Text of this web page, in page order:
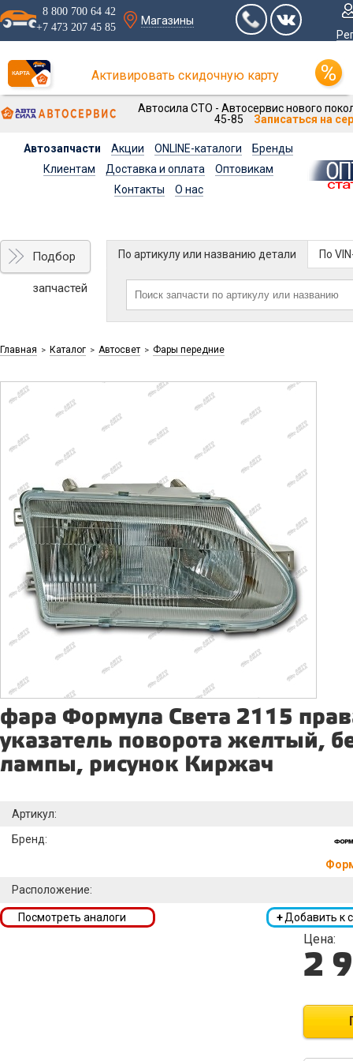
8 800 700 64 42
+7 473 207 45 85
Магазины
Активировать скидочную карту
Автосила СТО - Автосервис нового
45-85
Записаться на
Автозапчасти Акции ONLINE-каталоги
Бренды
Клиентам
Доставка и оплата
Оптовикам
Контакты
О нас
Подбор
запчастей
По артикулу или названию детали По
Главная > Каталог > Автосвет > Фары передние
фара Формула Света 2115
указатель поворота желтый,
лампы, рисунок Киржач
Артикул:
Бренд:
Расположение:
+Добавить к
Посмотреть аналоги
Цена:
2